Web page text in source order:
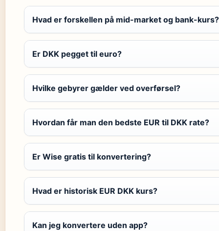
Hvad er forskellen på mid-market og bank-kurs?
Er DKK pegget til euro?
Hvilke gebyrer gælder ved overførsel?
Hvordan får man den bedste EUR til DKK rate?
Er Wise gratis til konvertering?
Hvad er historisk EUR DKK kurs?
Kan jeg konvertere uden app?